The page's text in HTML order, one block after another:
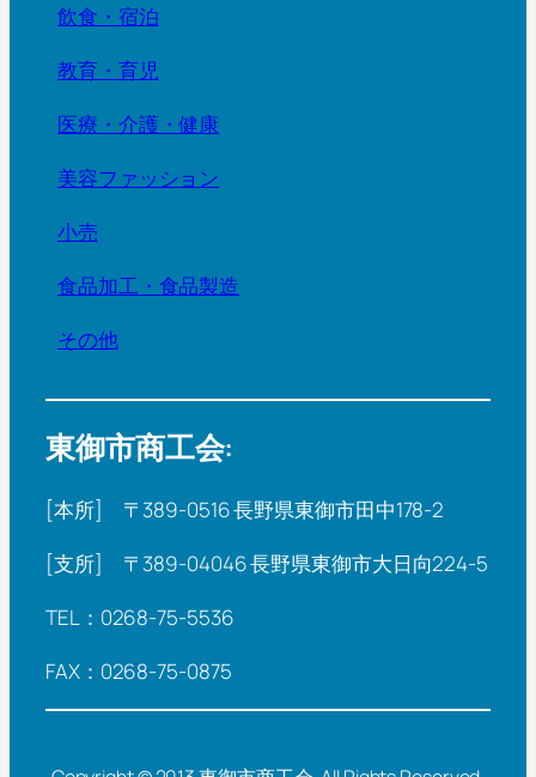
飲食・宿泊
教育・育児
医療・介護・健康
美容ファッション
小売
食品加工・食品製造
その他
東御市商工会:
[本所] 〒389-0516 長野県東御市田中178-2
[支所] 〒389-04046 長野県東御市大日向224-5
TEL：0268-75-5536
FAX：0268-75-0875